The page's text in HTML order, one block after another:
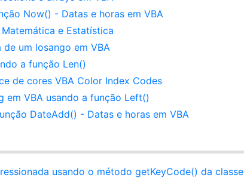
Now() - Datas e horas em VBA
e Estatística
um losango em VBA
a função Len()
de cores VBA Color Index Codes
em VBA usando a função Left()
DateAdd() - Datas e horas em VBA
usando o método getKeyCode() da classe